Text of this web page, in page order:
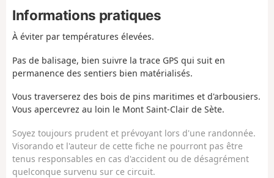
Informations pratiques
À éviter par températures élevées.
Pas de balisage, bien suivre la trace GPS qui suit en
permanence des sentiers bien matérialisés.
Vous traverserez des bois de pins maritimes et d'arbousiers.
Vous apercevrez au loin le Mont Saint-Clair de Sète.
Soyez toujours prudent et prévoyant lors d'une randonnée.
Visorando et l'auteur de cette fiche ne pourront pas être
tenus responsables en cas d'accident ou de désagrément
quelconque survenu sur ce circuit.